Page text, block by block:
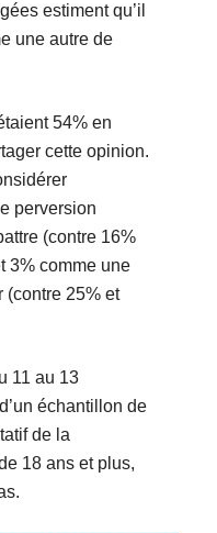
estiment qu’il
une autre de
54% en
cette opinion.
perversion
(contre 16%
3% comme une
(contre 25% et
11 au 13
échantillon de
de la
18 ans et plus,